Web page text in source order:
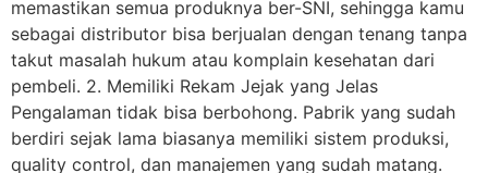
memastikan semua produknya ber-SNI, sehingga kamu
sebagai distributor bisa berjualan dengan tenang tanpa
takut masalah hukum atau komplain kesehatan dari
pembeli. 2. Memiliki Rekam Jejak yang Jelas
Pengalaman tidak bisa berbohong. Pabrik yang sudah
berdiri sejak lama biasanya memiliki sistem produksi,
quality control, dan manajemen yang sudah matang.